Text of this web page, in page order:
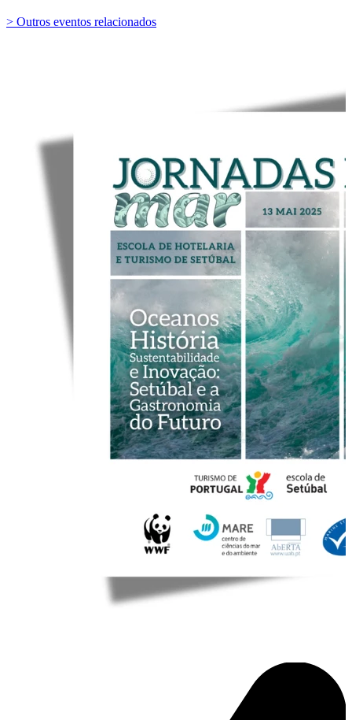
> Outros eventos relacionados